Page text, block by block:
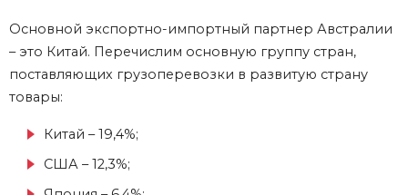
Основной экспортно-импортный партнер Австралии
– это Китай. Перечислим основную группу стран,
поставляющих грузоперевозки в развитую страну
товары:
Китай – 19,4%;
США – 12,3%;